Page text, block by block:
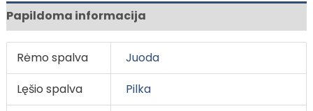
Papildoma informacija
Rėmo spalva
Juoda
Lęšio spalva
Pilka